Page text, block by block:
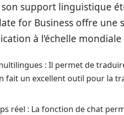
support linguistique
for Business offre
à l’échelle mondiale
: Il permet de
fait un excellent outil pour la
réel : La fonction de chat